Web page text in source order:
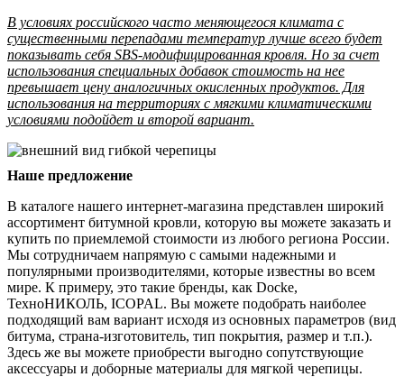
В условиях российского часто меняющегося климата с
существенными перепадами температур лучше всего будет
показывать себя SBS-модифицированная кровля. Но за счет
использования специальных добавок стоимость на нее
превышает цену аналогичных окисленных продуктов. Для
использования на территориях с мягкими климатическими
условиями подойдет и второй вариант.
Наше предложение
В каталоге нашего интернет-магазина представлен широкий
ассортимент битумной кровли, которую вы можете заказать и
купить по приемлемой стоимости из любого региона России.
Мы сотрудничаем напрямую с самыми надежными и
популярными производителями, которые известны во всем
мире. К примеру, это такие бренды, как Docke,
ТехноНИКОЛЬ, ICOPAL. Вы можете подобрать наиболее
подходящий вам вариант исходя из основных параметров (вид
битума, страна-изготовитель, тип покрытия, размер и т.п.).
Здесь же вы можете приобрести выгодно сопутствующие
аксессуары и доборные материалы для мягкой черепицы.